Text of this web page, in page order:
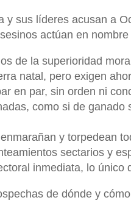
y sus líderes acusan a
actúan en
de la superioridad
natal, pero exigen
en par, sin orden ni
como si de ganado
y torpedean
sectarios y
inmediata, lo único
de dónde y